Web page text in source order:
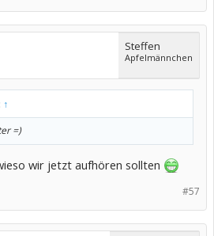
Steffen
Apfelmännchen
↑
=)
wir jetzt aufhören sollten
#57